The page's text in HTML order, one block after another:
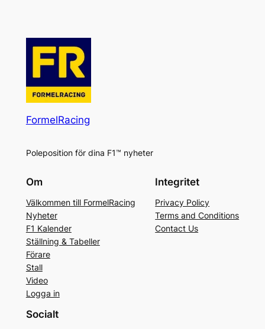
FormelRacing
Poleposition för dina F1™ nyheter
Om
Välkommen till FormelRacing
Nyheter
F1 Kalender
Ställning & Tabeller
Förare
Stall
Video
Logga in
Integritet
Privacy Policy
Terms and Conditions
Contact Us
Socialt